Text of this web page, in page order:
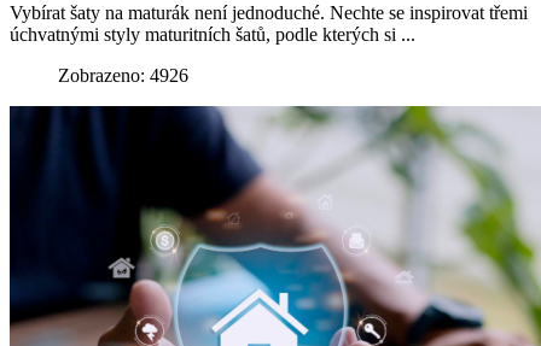
Vybírat šaty na maturák není jednoduché. Nechte se inspirovat třemi
úchvatnými styly maturitních šatů, podle kterých si ...
Zobrazeno: 4926